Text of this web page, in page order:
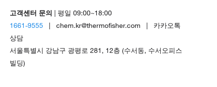
고객센터 문의
| 평일 09:00~18:00
1661-9555 | chem.kr@thermofisher.com | 카카오톡
상담
서울특별시 강남구 광평로 281, 12층 (수서동, 수서오피스
빌딩)